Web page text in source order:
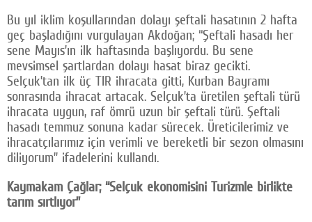
Bu yıl iklim koşullarından dolayı şeftali hasatının 2 hafta
geç başladığını vurgulayan Akdoğan; “Şeftali hasadı her
sene Mayıs’ın ilk haftasında başlıyordu. Bu sene
mevsimsel şartlardan dolayı hasat biraz gecikti.
Selçuk’tan ilk üç TIR ihracata gitti, Kurban Bayramı
sonrasında ihracat artacak. Selçuk’ta üretilen şeftali türü
ihracata uygun, raf ömrü uzun bir şeftali türü. Şeftali
hasadı temmuz sonuna kadar sürecek. Üreticilerimiz ve
ihracatçılarımız için verimli ve bereketli bir sezon olmasını
diliyorum” ifadelerini kullandı.
Kaymakam Çağlar; “Selçuk ekonomisini Turizmle birlikte
tarım sırtlıyor”